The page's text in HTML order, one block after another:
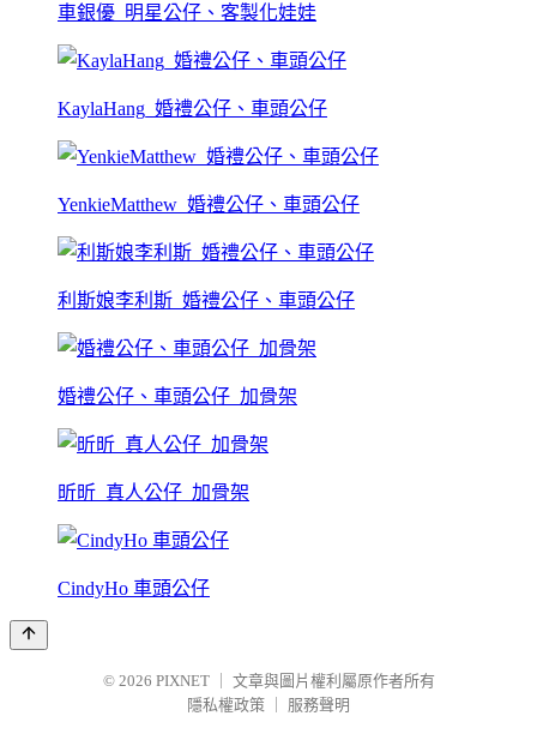
車銀優_明星公仔、客製化娃娃
KaylaHang_婚禮公仔、車頭公仔
YenkieMatthew_婚禮公仔、車頭公仔
利斯娘李利斯_婚禮公仔、車頭公仔
婚禮公仔、車頭公仔_加骨架
昕昕_真人公仔_加骨架
CindyHo 車頭公仔
© 2026 PIXNET
文章與圖片權利屬原作者所有
隱私權政策
服務聲明